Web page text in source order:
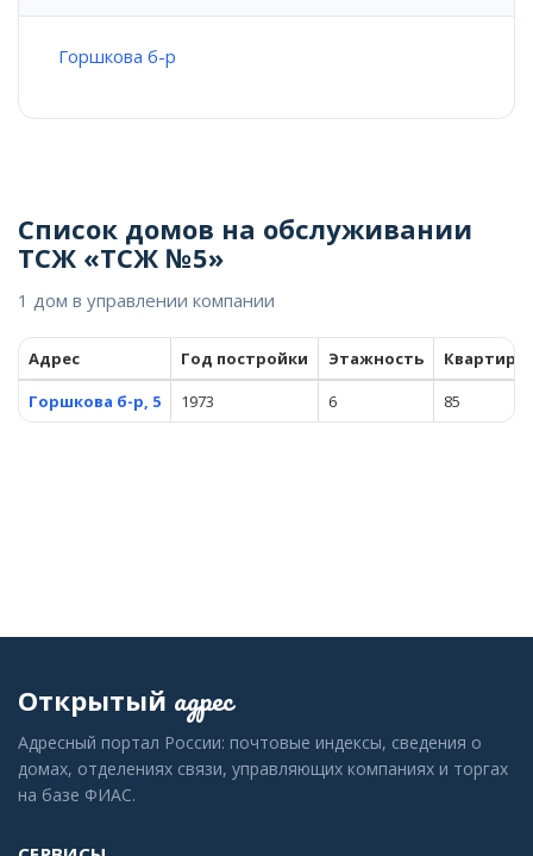
Горшкова б-р
Список домов на обслуживании
ТСЖ «ТСЖ №5»
1 дом в управлении компании
Адрес Год постройки Этажность
Квартиры
Горшкова б-р, 5
1973 6 85
Открытый адрес
Адресный портал России: почтовые индексы, сведения о
домах, отделениях связи, управляющих компаниях и торгах
на базе ФИАС.